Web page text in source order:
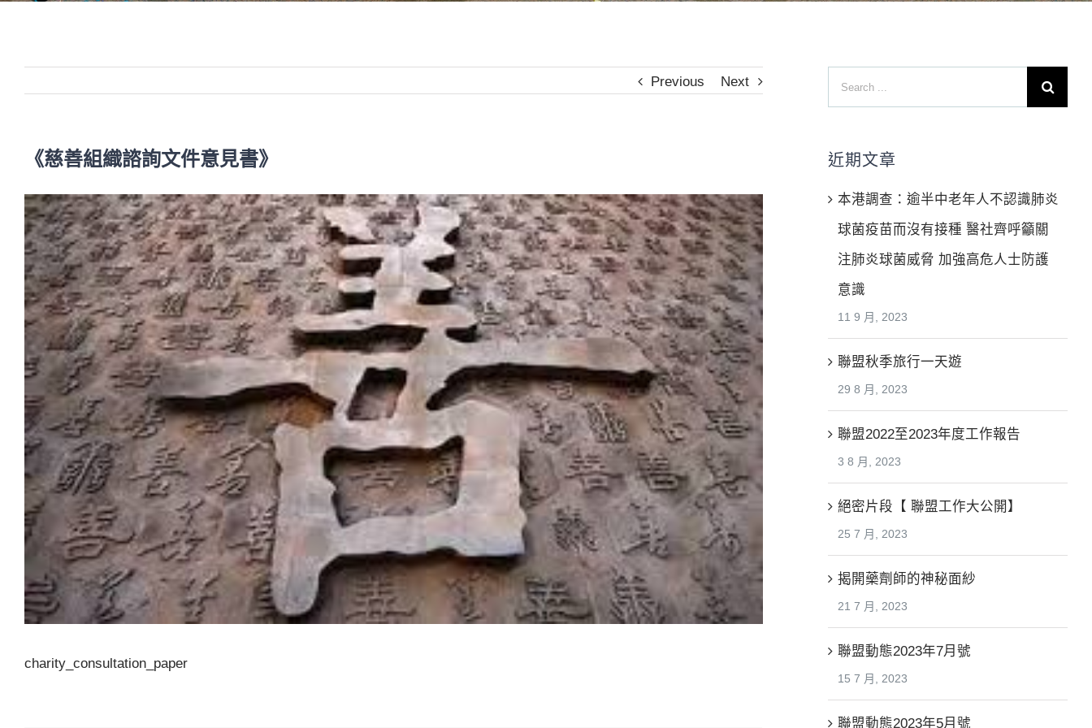
Previous Next
《慈善組織諮詢文件意見書》
View
Larger
Image
charity_consultation_paper
Search
for:
近期文章
本港調查：逾半中老年人不認識肺炎
球菌疫苗而沒有接種 醫社齊呼籲關
注肺炎球菌威脅 加強高危人士防護
意識
11 9 月, 2023
聯盟秋季旅行一天遊
29 8 月, 2023
聯盟2022至2023年度工作報告
3 8 月, 2023
絕密片段【 聯盟工作大公開】
25 7 月, 2023
揭開藥劑師的神秘面紗
21 7 月, 2023
聯盟動態2023年7月號
15 7 月, 2023
聯盟動態2023年5月號